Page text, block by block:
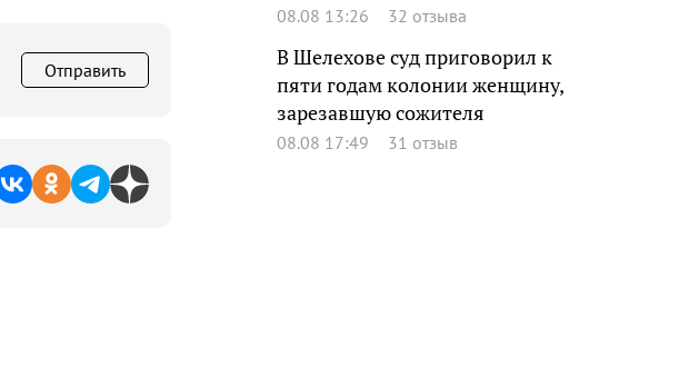
Отправить
08.08 13:26 32 отзыва
В Шелехове суд приговорил к
пяти годам колонии женщину,
зарезавшую сожителя
08.08 17:49 31 отзыв